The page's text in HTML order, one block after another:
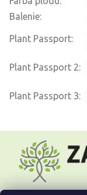
Balenie:
Plant Passport:
Plant Passport 2:
Plant Passport 3:
t